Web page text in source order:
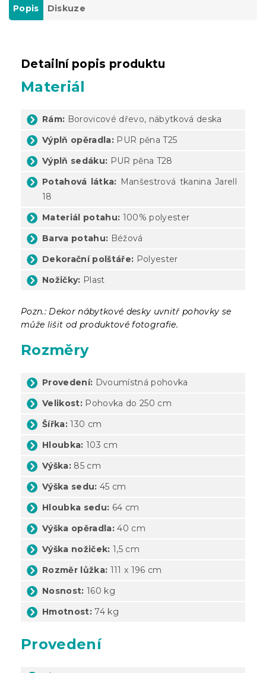
Popis Diskuze
Detailní popis produktu
Materiál
Rám: Borovicové dřevo, nábytková deska
Výplň opěradla: PUR pěna T25
Výplň sedáku: PUR pěna T28
Potahová látka: Manšestrová tkanina Jarell
18
Materiál potahu: 100% polyester
Barva potahu: Béžová
Dekorační polštáře: Polyester
Nožičky: Plast
Pozn.: Dekor nábytkové desky uvnitř pohovky se
může lišit od produktové fotografie.
Rozměry
Provedení: Dvoumístná pohovka
Velikost: Pohovka do 250 cm
Šířka:130 cm
Hloubka: 103 cm
Výška: 85 cm
Výška sedu: 45 cm
Hloubka sedu: 64 cm
Výška opěradla: 40 cm
Výška nožiček: 1,5 cm
Rozměr lůžka: 111 x 196 cm
Nosnost: 160 kg
Hmotnost: 74 kg
Provedení